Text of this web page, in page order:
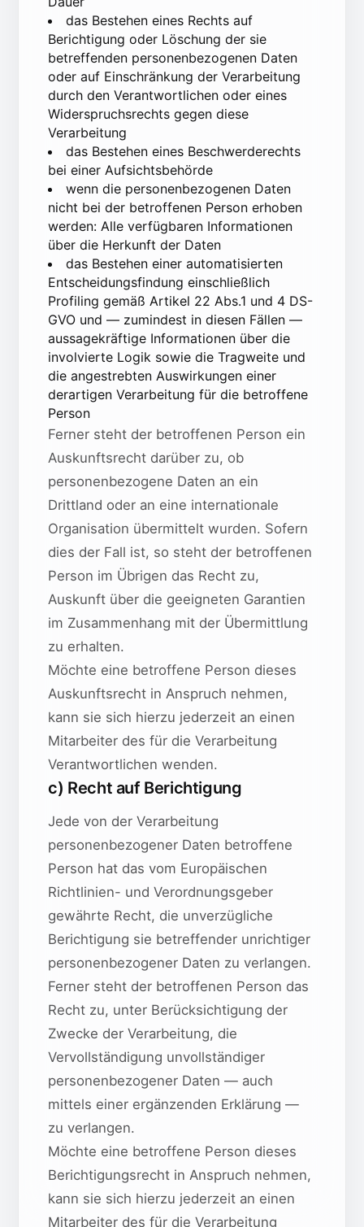
das Bestehen eines Rechts auf
Berichtigung oder Löschung der sie
betreffenden personenbezogenen Daten
oder auf Einschränkung der Verarbeitung
durch den Verantwortlichen oder eines
Widerspruchsrechts gegen diese
Verarbeitung
das Bestehen eines Beschwerderechts
bei einer Aufsichtsbehörde
wenn die personenbezogenen Daten
nicht bei der betroffenen Person erhoben
werden: Alle verfügbaren Informationen
über die Herkunft der Daten
das Bestehen einer automatisierten
Entscheidungsfindung einschließlich
Profiling gemäß Artikel 22 Abs.1 und 4 DS-
GVO und — zumindest in diesen Fällen —
aussagekräftige Informationen über die
involvierte Logik sowie die Tragweite und
die angestrebten Auswirkungen einer
derartigen Verarbeitung für die betroffene
Person
Ferner steht der betroffenen Person ein
Auskunftsrecht darüber zu, ob
personenbezogene Daten an ein
Drittland oder an eine internationale
Organisation übermittelt wurden. Sofern
dies der Fall ist, so steht der betroffenen
Person im Übrigen das Recht zu,
Auskunft über die geeigneten Garantien
im Zusammenhang mit der Übermittlung
zu erhalten.
Möchte eine betroffene Person dieses
Auskunftsrecht in Anspruch nehmen,
kann sie sich hierzu jederzeit an einen
Mitarbeiter des für die Verarbeitung
Verantwortlichen wenden.
c) Recht auf Berichtigung
Jede von der Verarbeitung
personenbezogener Daten betroffene
Person hat das vom Europäischen
Richtlinien- und Verordnungsgeber
gewährte Recht, die unverzügliche
Berichtigung sie betreffender unrichtiger
personenbezogener Daten zu verlangen.
Ferner steht der betroffenen Person das
Recht zu, unter Berücksichtigung der
Zwecke der Verarbeitung, die
Vervollständigung unvollständiger
personenbezogener Daten — auch
mittels einer ergänzenden Erklärung —
zu verlangen.
Möchte eine betroffene Person dieses
Berichtigungsrecht in Anspruch nehmen,
kann sie sich hierzu jederzeit an einen
Mitarbeiter des für die Verarbeitung